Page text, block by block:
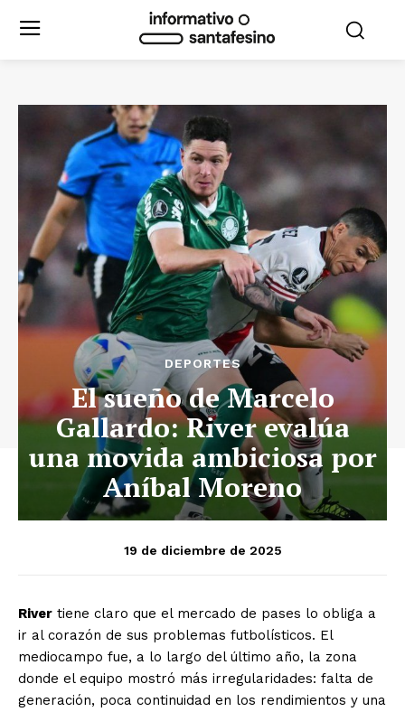
DEPORTES
El sueño de Marcelo
Gallardo: River evalúa
una movida ambiciosa por
Aníbal Moreno
19 de diciembre de 2025
River tiene claro que el mercado de pases lo obliga a
ir al corazón de sus problemas futbolísticos. El
mediocampo fue, a lo largo del último año, la zona
donde el equipo mostró más irregularidades: falta de
generación, poca continuidad en los rendimientos y una